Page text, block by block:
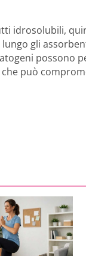
idrosolubili,
gli
possono
può